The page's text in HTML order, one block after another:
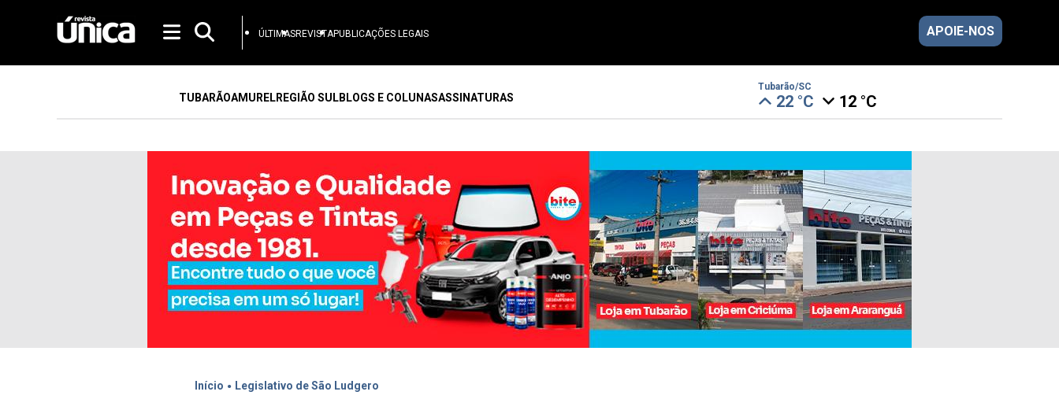
ÚLTIMASREVISTAPUBLICAÇÕES LEGAIS APOIE-NOS
TUBARÃOAMURELREGIÃO SULBLOGS E COLUNASASSINATURAS
Tubarão/SC
22 °C 12 °C
Início . Legislativo de São Ludgero